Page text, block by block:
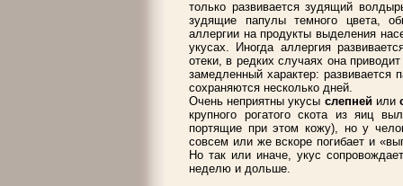
только развивается зудящий
зудящие папулы темного цвета,
аллергии на продукты выделения
укусах. Иногда аллергия
отеки, в редких случаях она
замедленный характер: развивается
сохраняются несколько дней.
Очень неприятны укусы слепней или
крупного рогатого скота из яиц
портящие при этом кожу), но у
совсем или же вскоре погибает и
Но так или иначе, укус
неделю и дольше.